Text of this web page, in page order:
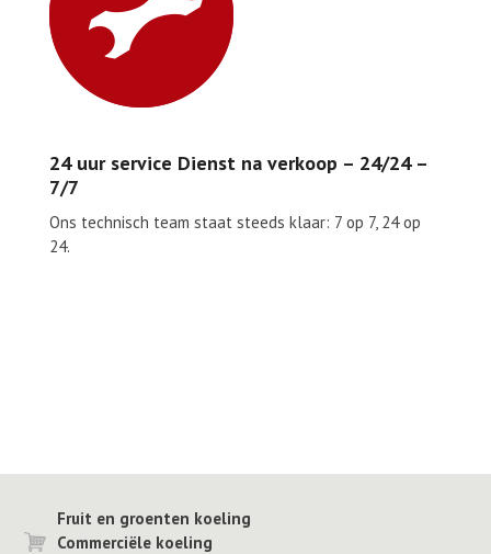
24 uur service Dienst na verkoop – 24/24 –
7/7
Ons technisch team staat steeds klaar: 7 op 7, 24 op
24.
Fruit en groenten koeling
Commerciële koeling